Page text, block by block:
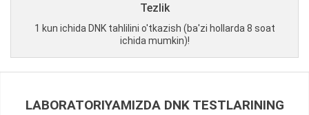
Tezlik
1 kun ichida DNK tahlilini o'tkazish (ba'zi hollarda 8 soat
ichida mumkin)!
LABORATORIYAMIZDA DNK TESTLARINING